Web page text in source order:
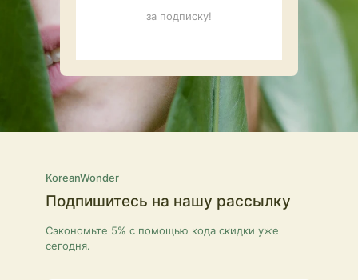
за подписку!
KoreanWonder
Подпишитесь на нашу рассылку
Сэкономьте 5% с помощью кода скидки уже
сегодня.